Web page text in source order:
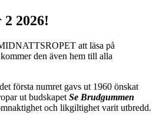
2026!
att läsa på
den även hem till alla
första numret gavs ut 1960 önskat
ut budskapet Se Brudgummen
och likgiltighet varit utbredd.